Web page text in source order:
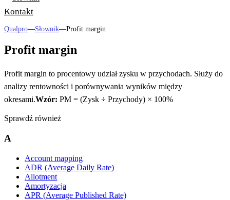
Kontakt
Qualpro—Słownik—Profit margin
Profit margin
Profit margin to procentowy udział zysku w przychodach. Służy do
analizy rentowności i porównywania wyników między
okresami.Wzór: PM = (Zysk ÷ Przychody) × 100%
Sprawdź również
A
Account mapping
ADR (Average Daily Rate)
Allotment
Amortyzacja
APR (Average Published Rate)